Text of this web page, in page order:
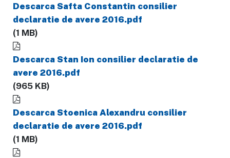
Descarca Safta Constantin consilier
declaratie de avere 2016.pdf
(1 MB)
Descarca Stan Ion consilier declaratie de
avere 2016.pdf
(965 KB)
Descarca Stoenica Alexandru consilier
declaratie de avere 2016.pdf
(1 MB)